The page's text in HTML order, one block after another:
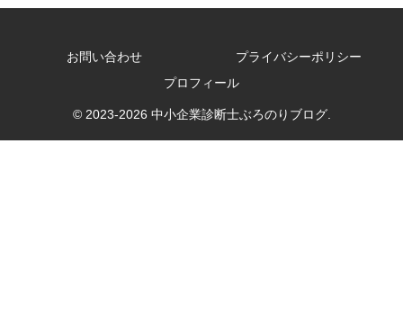
お問い合わせ
プライバシーポリシー
プロフィール
© 2023-2026 中小企業診断士ぶろのりブログ.